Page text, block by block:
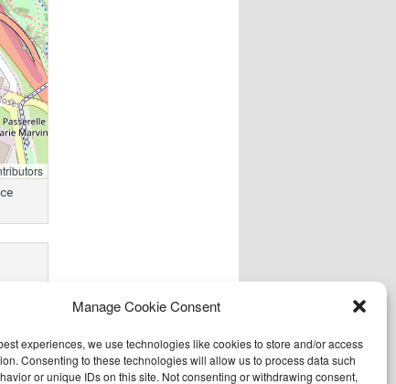
Manage Cookie Consent
experiences, we use technologies like cookies to store and/or access
Consenting to these technologies will allow us to process data such
or unique IDs on this site. Not consenting or withdrawing consent,